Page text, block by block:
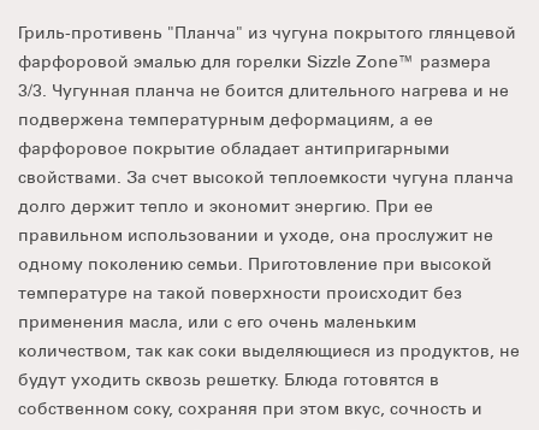
Гриль-противень "Планча" из чугуна покрытого глянцевой
фарфоровой эмалью для горелки Sizzle Zone™ размера
3/3. Чугунная планча не боится длительного нагрева и не
подвержена температурным деформациям, а ее
фарфоровое покрытие обладает антипригарными
свойствами. За счет высокой теплоемкости чугуна планча
долго держит тепло и экономит энергию. При ее
правильном использовании и уходе, она прослужит не
одному поколению семьи. Приготовление при высокой
температуре на такой поверхности происходит без
применения масла, или с его очень маленьким
количеством, так как соки выделяющиеся из продуктов, не
будут уходить сквозь решетку. Блюда готовятся в
собственном соку, сохраняя при этом вкус, сочность и